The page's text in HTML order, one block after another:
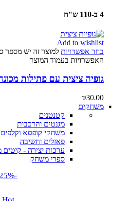
4 ב-110 ש"ח
Add to wishlist
בחר אפשרויות למוצר זה יש מספר
האפשרויות בעמוד המוצר
גופיה ציצית עם פתילות
₪30.00
משחקים
קטנטנים
מגנטים והרכבות
משחקי קופסא וקלפים
פאזלים וחשיבה
ערכות יצירה - קיטים
ספרי משחק
-25%